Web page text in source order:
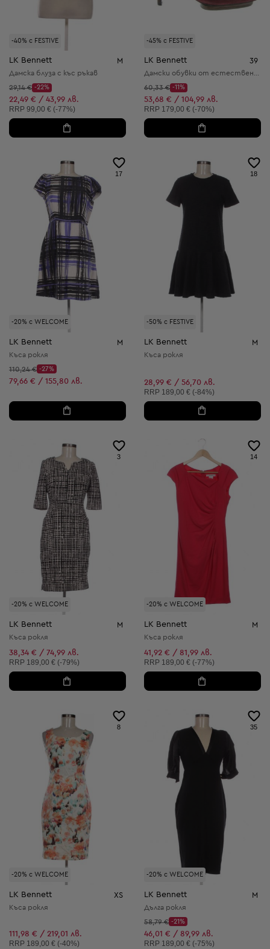
-40% с FESTIVE
LK Bennett M
Дамска блуза с къс ръкав
Начална цена:
29,14 €
Discount Price:
-22%
Намалена цена:
22,49 € / 43,99 лв.
Препоръчителна цена:
RRP 99,00 € (-77%)
-45% с FESTIVE
LK Bennett 39
Дамски обувки от естествена кожа
Начална цена:
60,33 €
Discount Price:
-11%
Намалена цена:
53,68 € / 104,99 лв.
Препоръчителна цена:
RRP 179,00 € (-70%)
-20% с WELCOME
17
LK Bennett M
Къса рокля
Начална цена:
110,24 €
Discount Price:
-27%
Намалена цена:
79,66 € / 155,80 лв.
-50% с FESTIVE
18
LK Bennett M
Къса рокля
28,99 € / 56,70 лв.
Препоръчителна цена:
RRP 189,00 € (-84%)
-20% с WELCOME
3
LK Bennett M
Къса рокля
38,34 € / 74,99 лв.
Препоръчителна цена:
RRP 189,00 € (-79%)
-20% с WELCOME
14
LK Bennett M
Къса рокля
41,92 € / 81,99 лв.
Препоръчителна цена:
RRP 189,00 € (-77%)
-20% с WELCOME
8
LK Bennett XS
Къса рокля
111,98 € / 219,01 лв.
Препоръчителна цена:
RRP 189,00 € (-40%)
-20% с WELCOME
35
LK Bennett M
Дълга рокля
Начална цена:
58,79 €
Discount Price:
-21%
Намалена цена:
46,01 € / 89,99 лв.
Препоръчителна цена:
RRP 189,00 € (-75%)